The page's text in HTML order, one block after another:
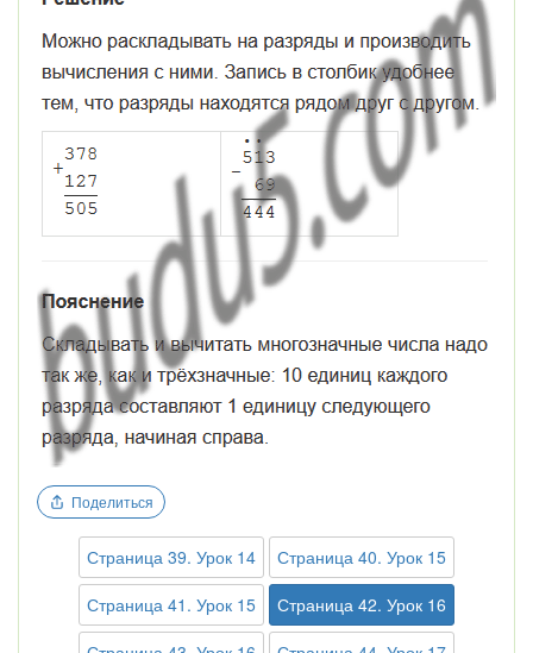
Поделиться
Страница 39. Урок 14
Страница 40. Урок 15
Страница 41. Урок 15
Страница 42. Урок 16